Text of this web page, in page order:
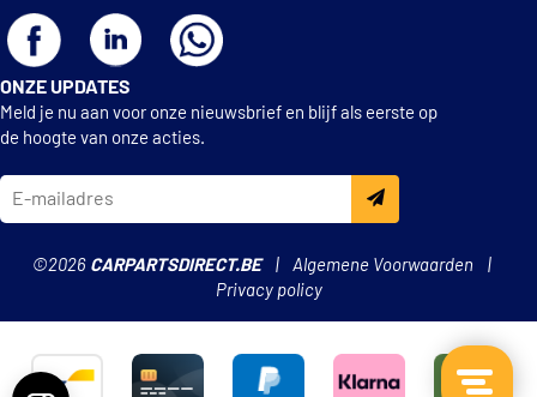
Mapco 8833
Mapco 8833/1
Mapco 9774
Mapco 9775
Mapco 9874
ONZE UPDATES
Meld je nu aan voor onze nieuwsbrief en blijf als eerste op
de hoogte van onze acties.
©2026 CARPARTSDIRECT.BE
Algemene Voorwaarden
Privacy policy